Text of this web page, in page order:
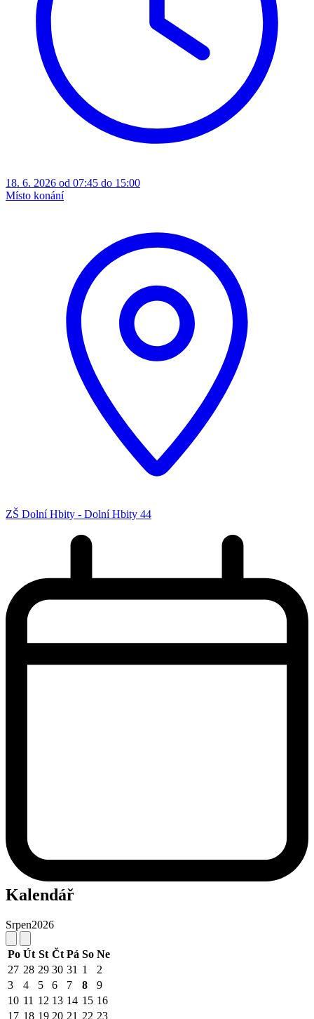
18. 6. 2026 od 07:45 do 15:00
Místo konání
ZŠ Dolní Hbity - Dolní Hbity 44
Kalendář
Srpen2026
Po Út St Čt Pá So Ne
27 28 29 30 31 1
2
3
4 5 6 7 8
9
10 11 12 13 14 15 16
17 18 19 20 21 22 23